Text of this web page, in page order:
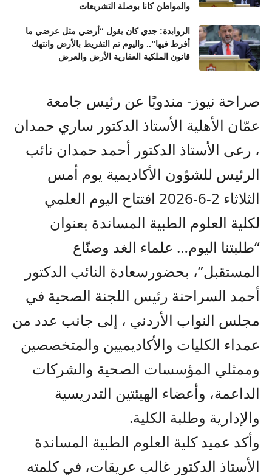
والمواطن كانا بوصلة التشريعات
الروابدة: جدي كان يقول “أرضي مثل عرضي ما
أفرط فيها”.. واليوم تم التفريط بالأرض وانتهك
قانون الملكية العقارية الأرض والعرض
صراحة نيوز- مندوبًا عن رئيس جامعة
عمّان الأهلية الأستاذ الدكتور ساري حمدان
، رعى الأستاذ الدكتور أحمد حمدان نائب
الرئيس للشؤون الأكاديمية يوم أمس
الثلاثاء 2-6-2026 افتتاح اليوم العلمي
لكلية العلوم الطبية المساندة بعنوان
“طلبتنا اليوم… علماء الغد وصنّاع
المستقبل”، بحضورسعادة النائب الدكتور
أحمد السراحنة رئيس اللجنة الصحية في
مجلس النواب الأردني ، إلى جانب عدد من
عمداء الكليات والأكاديميين والمتخصصين
وممثلي المؤسسات الصحية والشركات
الداعمة، وأعضاء الهيئتين التدريسية
والإدارية وطلبة الكلية.
وأكد عميد كلية العلوم الطبية المساندة
الأستاذ الدكتور غالب عريقات، في كلمته